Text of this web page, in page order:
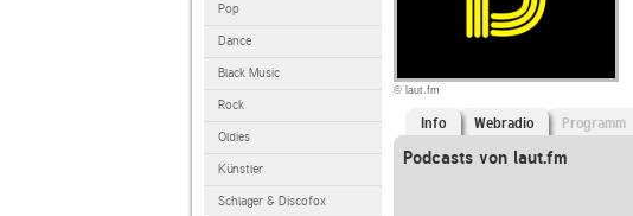
Pop
Dance
Black Music
Rock
Oldies
Künstler
Schlager & Discofox
© laut.fm
Info Webradio Programm
Podcasts von laut.fm